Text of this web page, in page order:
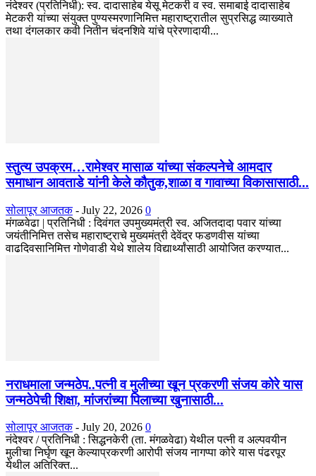
नंदेश्वर (प्रतिनिधी): स्व. दादासाहेब येसू मेटकरी व स्व. समाबाई दादासाहेब
मेटकरी यांच्या संयुक्त पुण्यस्मरणानिमित्त महाराष्ट्रातील सुप्रसिद्ध व्याख्याते
तथा दंगलकार कवी नितीन चंदनशिवे यांचे प्रेरणादायी...
स्तुत्य उपक्रम…रामेश्वर मासाळ यांच्या संकल्पनेचे आमदार
समाधान आवताडे यांनी केले कौतुक,शाळा व गावाच्या विकासासाठी...
सोलापूर आजतक - July 22, 2026 0
मंगळवेढा | प्रतिनिधी : दिवंगत उपमुख्यमंत्री स्व. अजितदादा पवार यांच्या
जयंतीनिमित्त तसेच महाराष्ट्राचे मुख्यमंत्री देवेंद्र फडणवीस यांच्या
वाढदिवसानिमित्त गोणेवाडी येथे शालेय विद्यार्थ्यांसाठी आयोजित करण्यात...
नराधमाला जन्मठेप..पत्नी व मुलीच्या खून प्रकरणी संजय कोरे यास
जन्मठेपेची शिक्षा, मांजरांच्या पिलाच्या खुनासाठी...
सोलापूर आजतक - July 20, 2026 0
नंदेश्वर / प्रतिनिधी : सिद्धनकेरी (ता. मंगळवेढा) येथील पत्नी व अल्पवयीन
मुलीचा निर्घृण खून केल्याप्रकरणी आरोपी संजय नागप्पा कोरे यास पंढरपूर
येथील अतिरिक्त...